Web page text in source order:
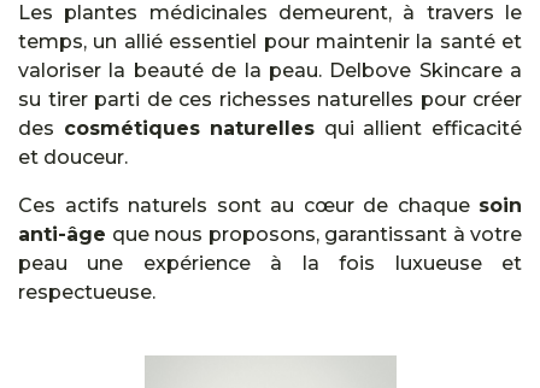
Les plantes médicinales demeurent, à travers le
temps, un allié essentiel pour maintenir la santé et
valoriser la beauté de la peau. Delbove Skincare a
su tirer parti de ces richesses naturelles pour créer
des cosmétiques naturelles qui allient efficacité
et douceur.
Ces actifs naturels sont au cœur de chaque soin
anti-âge que nous proposons, garantissant à votre
peau une expérience à la fois luxueuse et
respectueuse.